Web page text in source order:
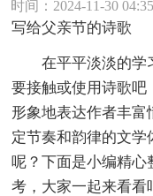
时间：2024-11-30
写给父亲节的诗歌
在平平淡淡的学
要接触或使用诗歌吧
形象地表达作者丰富
定节奏和韵律的文学
呢？下面是小编精心
考，大家一起来看看